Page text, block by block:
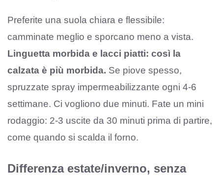
Preferite una suola chiara e flessibile:
camminate meglio e sporcano meno a vista.
Linguetta morbida e lacci piatti: così la
calzata è più morbida. Se piove spesso,
spruzzate spray impermeabilizzante ogni 4-6
settimane. Ci vogliono due minuti. Fate un mini
rodaggio: 2-3 uscite da 30 minuti prima di partire,
come quando si scalda il forno.
Differenza estate/inverno, senza